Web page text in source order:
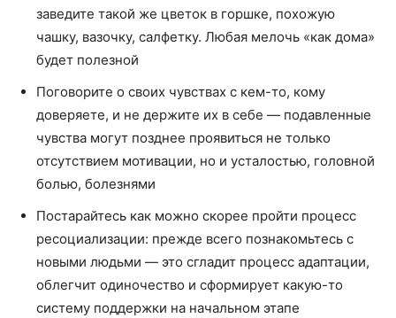
заведите такой же цветок в горшке, похожую
чашку, вазочку, салфетку. Любая мелочь «как дома»
будет полезной
Поговорите о своих чувствах с кем-то, кому
доверяете, и не держите их в себе — подавленные
чувства могут позднее проявиться не только
отсутствием мотивации, но и усталостью, головной
болью, болезнями
Постарайтесь как можно скорее пройти процесс
ресоциализации: прежде всего познакомьтесь с
новыми людьми — это сгладит процесс адаптации,
облегчит одиночество и сформирует какую-то
систему поддержки на начальном этапе